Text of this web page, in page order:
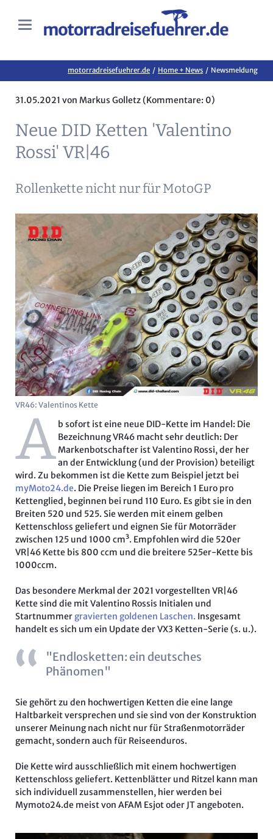
motorradreisefuehrer.de Home + News Newsmeldung
31.05.2021 von Markus Golletz (Kommentare: 0)
Neue DID Ketten 'Valentino
Rossi' VR|46
Rollenkette nicht nur für MotoGP
VR46: Valentinos Kette
A b sofort ist eine neue DID-Kette im Handel: Die
Bezeichnung VR46 macht sehr deutlich: Der
Markenbotschafter ist Valentino Rossi, der her
an der Entwicklung (und der Provision) beteiligt
wird. Zu bekommen ist die Kette zum Beispiel jetzt bei
myMoto24.de. Die Preise liegen im Bereich 1 Euro pro
Kettenglied, beginnen bei rund 110 Euro. Es gibt sie in den
Breiten 520 und 525. Sie werden mit einem gelben
Kettenschloss geliefert und eignen Sie für Motorräder
zwischen 125 und 1000 cm³. Empfohlen wird die 520er
VR|46 Kette bis 800 ccm und die breitere 525er-Kette bis
1000ccm.
Das besondere Merkmal der 2021 vorgestellten VR|46
Kette sind die mit Valentino Rossis Initialen und
Startnummer gravierten goldenen Laschen. Insgesamt
handelt es sich um ein Update der VX3 Ketten-Serie (s. u.).
"Endlosketten: ein deutsches
Phänomen"
Sie gehört zu den hochwertigen Ketten die eine lange
Haltbarkeit versprechen und sie sind von der Konstruktion
unserer Meinung nach nicht nur für Straßenmotorräder
gemacht, sondern auch für Reiseenduros.
Die Kette wird ausschließlich mit einem hochwertigen
Kettenschloss geliefert. Kettenblätter und Ritzel kann man
sich individuell zusammenstellen, hier werden bei
Mymoto24.de meist von AFAM Esjot oder JT angeboten.